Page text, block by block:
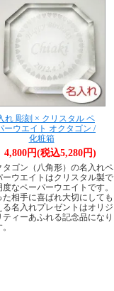
れ 彫刻 × クリスタル ペ
ーウエイト オクタゴン /
化粧箱
4,800円(税込5,280円)
タゴン（八角形）の名入れペ
ーウエイトはクリスタル製で
度なペーパーウエイトです。
た相手に喜ばれ大切にしても
る名入れプレゼントはオリジ
ティーあふれる記念品になり